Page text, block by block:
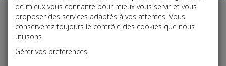
j a
b
Vie des affaires
Date: 2024-05-28
EFFET DE COMMERCE AVALISÉ PAR UN DIRIGEANT
de mieux vous connaitre pour mieux vous servir et vous
proposer des services adaptés à vos attentes. Vous
conserverez toujours le contrôle des cookies que nous
utilisons.
Gérer vos préférences